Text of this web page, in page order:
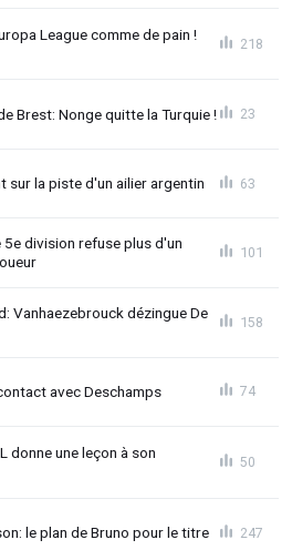
League comme de pain !
218
Brest: Nonge quitte la Turquie ! 23
sur la piste d'un ailier argentin 63
5e division refuse plus d'un
101
Vanhaezebrouck dézingue De
158
avec Deschamps 74
donne une leçon à son
50
le plan de Bruno pour le titre 247